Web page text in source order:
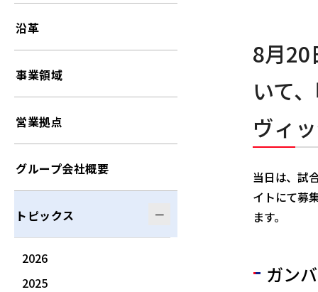
8月20
いて
ヴィ
当日は、試
イトにて募
ます。
ガン
沿革
事業領域
営業拠点
グループ会社概要
トピックス
2026
2025